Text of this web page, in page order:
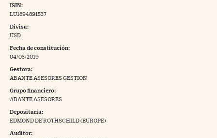
Pyme
Trading
a Cinco Días
ISIN:
LU1894891537
Divisa:
USD
Fecha de constitución:
04/03/2019
Gestora:
ABANTE ASESORES GESTION
Grupo financiero:
ABANTE ASESORES
Depositaria:
EDMOND DE ROTHSCHILD (EUROPE)
Auditor: